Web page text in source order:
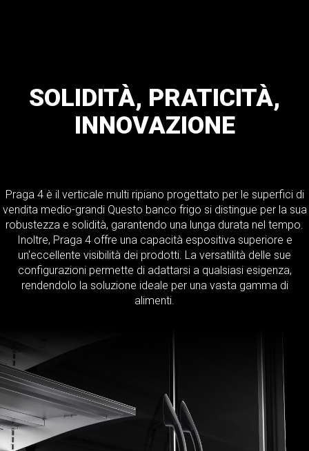
SOLIDITÀ, PRATICITÀ,
INNOVAZIONE
Praga 4 è il verticale multi ripiano progettato per le superfici di
vendita medio-grandi Questo banco frigo si distingue per la sua
robustezza e solidità, garantendo una lunga durata nel tempo.
Inoltre, Praga 4 offre una capacità espositiva superiore e
un'eccellente visibilità dei prodotti. La versatilità delle sue
configurazioni permette di adattarsi a qualsiasi esigenza,
rendendolo la soluzione ideale per una vasta gamma di
alimenti.